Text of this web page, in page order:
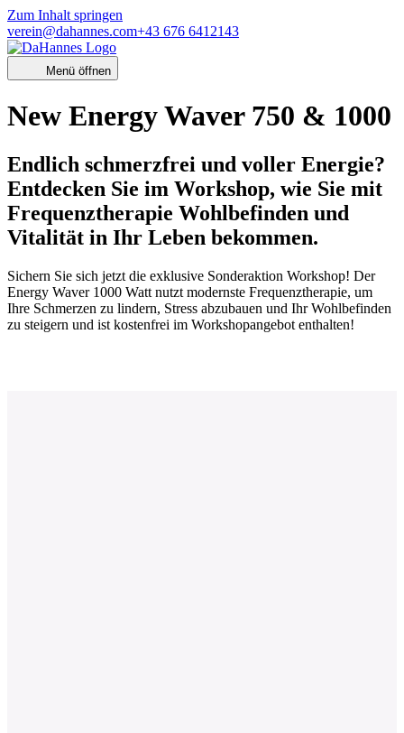
Zum Inhalt springen
verein@dahannes.com+43 676 6412143
Menü öffnen
New Energy Waver 750 & 1000
Endlich schmerzfrei und voller Energie?
Entdecken Sie im Workshop, wie Sie mit
Frequenztherapie Wohlbefinden und
Vitalität in Ihr Leben bekommen.
Sichern Sie sich jetzt die exklusive Sonderaktion Workshop! Der
Energy Waver 1000 Watt nutzt modernste Frequenztherapie, um
Ihre Schmerzen zu lindern, Stress abzubauen und Ihr Wohlbefinden
zu steigern und ist kostenfrei im Workshopangebot enthalten!